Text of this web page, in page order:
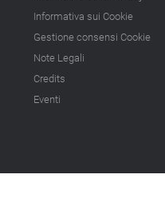
Informativa sui Cookie
Gestione consensi Cookie
Note Legali
Credits
Eventi